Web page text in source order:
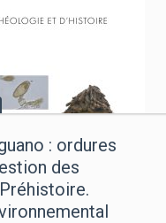
: ordures
des